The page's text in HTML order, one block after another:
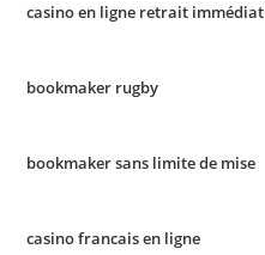
casino en ligne retrait immédiat
bookmaker rugby
bookmaker sans limite de mise
casino francais en ligne